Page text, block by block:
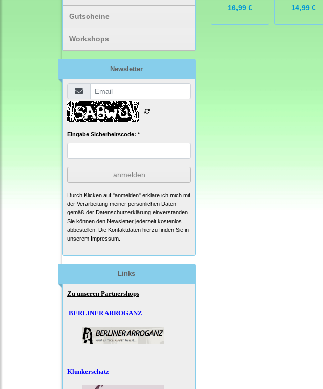
Gutscheine
Workshops
Newsletter
Eingabe Sicherheitscode: *
anmelden
Durch Klicken auf "anmelden" erkläre ich mich mit
der Verarbeitung meiner persönlichen Daten
gemäß der Datenschutzerklärung einverstanden.
Sie können den Newsletter jederzeit kostenlos
abbestellen. Die Kontaktdaten hierzu finden Sie in
unserem Impressum.
Links
Zu unseren Partnershops
BERLINER ARROGANZ
Klunkerschatz
16,99 € 14,99 €